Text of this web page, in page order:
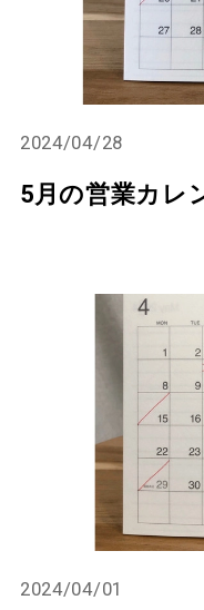
2024/04/28
5月の営業カレ
2024/04/01